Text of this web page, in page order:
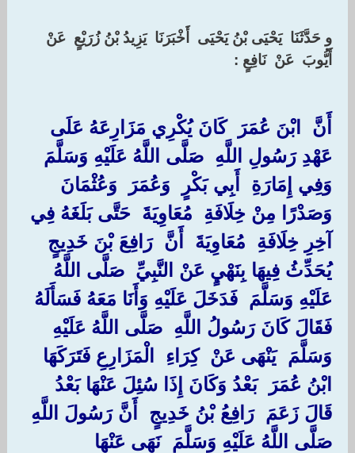
‏و حَدَّثَنَا ‏ ‏يَحْيَى بْنُ يَحْيَى ‏ ‏أَخْبَرَنَا ‏ ‏يَزِيدُ بْنُ زُرَيْعٍ ‏ ‏عَنْ ‏
‏أَيُّوبَ ‏ ‏عَنْ ‏ ‏نَافِعٍ : ‏
أَنَّ ‏ ‏ابْنَ عُمَرَ ‏ ‏كَانَ يُكْرِي مَزَارِعَهُ عَلَى
عَهْدِ رَسُولِ اللَّهِ ‏ ‏صَلَّى اللَّهُ عَلَيْهِ وَسَلَّمَ ‏
‏وَفِي إِمَارَةِ ‏ ‏أَبِي بَكْرٍ ‏ ‏وَعُمَرَ ‏ ‏وَعُثْمَانَ ‏
‏وَصَدْرًا مِنْ خِلَافَةِ ‏ ‏مُعَاوِيَةَ ‏ ‏حَتَّى بَلَغَهُ فِي
آخِرِ خِلَافَةِ ‏ ‏مُعَاوِيَةَ ‏ ‏أَنَّ ‏ ‏رَافِعَ بْنَ خَدِيجٍ ‏
‏يُحَدِّثُ فِيهَا بِنَهْيٍ عَنْ النَّبِيِّ ‏ ‏صَلَّى اللَّهُ
عَلَيْهِ وَسَلَّمَ ‏ ‏فَدَخَلَ عَلَيْهِ وَأَنَا مَعَهُ فَسَأَلَهُ
فَقَالَ كَانَ رَسُولُ اللَّهِ ‏ ‏صَلَّى اللَّهُ عَلَيْهِ
وَسَلَّمَ ‏ ‏يَنْهَى عَنْ ‏ ‏كِرَاءِ ‏ ‏الْمَزَارِعِ فَتَرَكَهَا ‏
‏ابْنُ عُمَرَ ‏ ‏بَعْدُ وَكَانَ إِذَا سُئِلَ عَنْهَا بَعْدُ
قَالَ زَعَمَ ‏ ‏رَافِعُ بْنُ خَدِيجٍ ‏ ‏أَنَّ رَسُولَ اللَّهِ ‏
‏صَلَّى اللَّهُ عَلَيْهِ وَسَلَّمَ ‏ ‏نَهَى عَنْهَا ‏